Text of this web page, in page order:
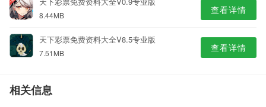
8.44MB 查看详情
天下彩票免费资料大全V8.5专业版
7.51MB 查看详情
相关信息